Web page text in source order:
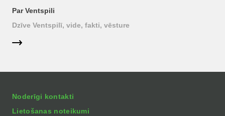
Par Ventspili
Dzīve Ventspilī, vide, fakti, vēsture
Noderīgi kontakti
Lietošanas noteikumi